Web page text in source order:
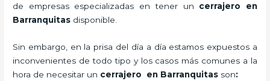
de empresas especializadas en tener un cerrajero en
Barranquitas disponible.
Sin embargo, en la prisa del día a día estamos expuestos a
inconvenientes de todo tipo y los casos más comunes a la
hora de necesitar un cerrajero en Barranquitas son: